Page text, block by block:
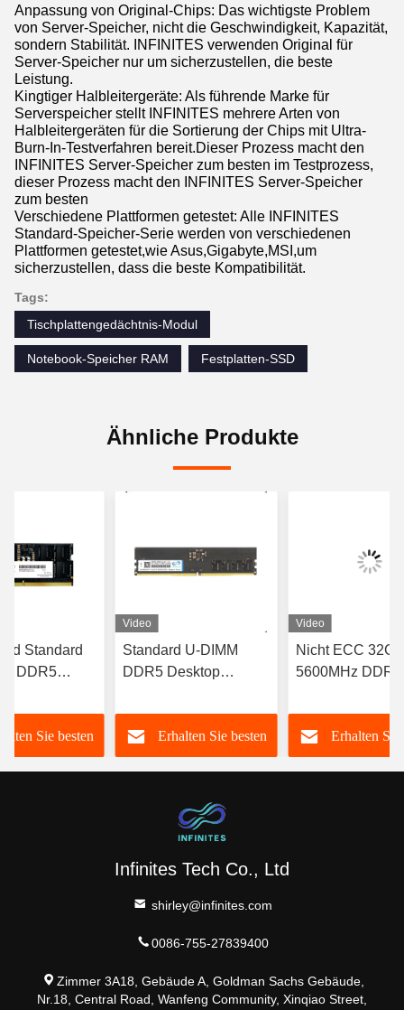
Anpassung von Original-Chips: Das wichtigste Problem
von Server-Speicher, nicht die Geschwindigkeit, Kapazität,
sondern Stabilität. INFINITES verwenden Original für
Server-Speicher nur um sicherzustellen, die beste
Leistung.
Kingtiger Halbleitergeräte: Als führende Marke für
Serverspeicher stellt INFINITES mehrere Arten von
Halbleitergeräten für die Sortierung der Chips mit Ultra-
Burn-In-Testverfahren bereit.Dieser Prozess macht den
INFINITES Server-Speicher zum besten im Testprozess,
dieser Prozess macht den INFINITES Server-Speicher
zum besten
Verschiedene Plattformen getestet: Alle INFINITES
Standard-Speicher-Serie werden von verschiedenen
Plattformen getestet,wie Asus,Gigabyte,MSI,um
sicherzustellen, dass die beste Kompatibilität.
Tags:
Tischplattengedächtnis-Modul
Notebook-Speicher RAM Festplatten-SSD
Ähnliche Produkte
Standard
DDR5
16GB CL19
Sie besten
Video
Standard U-DIMM
DDR5 Desktop
5600MHz RAM Nicht
ECC
Erhalten Sie besten
Video
Nicht ECC 32GB
5600MHz
DIMM für
ComputerErhalten Sie
Infinites Tech Co., Ltd
shirley@infinites.com
0086-755-27839400
Zimmer 3A18, Gebäude A, Goldman Sachs Gebäude,
Nr.18, Central Road, Wanfeng Community, Xinqiao Street,